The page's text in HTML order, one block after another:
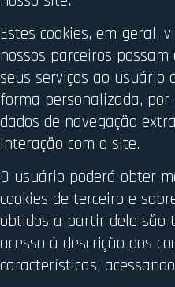
Estes cookies, em geral,
nossos parceiros
seus serviços ao usuário
forma personalizada,
dados de navegação
interação com o site.
O usuário poderá obter
cookies de terceiro e
obtidos a partir dele são
acesso à descrição dos
características,